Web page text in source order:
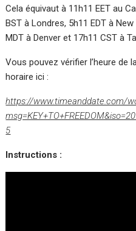
Cela équivaut à 11h11 EET au
BST à Londres, 5h11 EDT à
MDT à Denver et 17h11 CST à
Vous pouvez vérifier l’heure de
horaire ici :
https://www.timeanddate.com/
5
Instructions :